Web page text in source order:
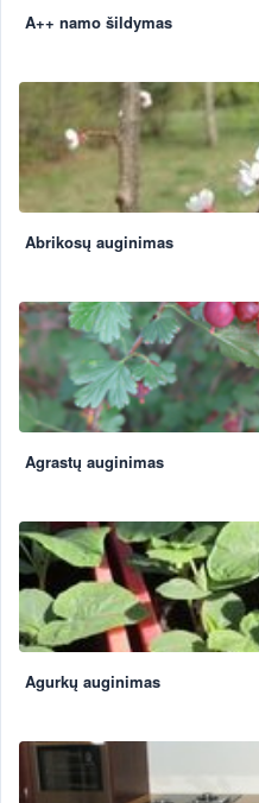
A++ namo šildymas
Abrikosų auginimas
Agrastų auginimas
Agurkų auginimas